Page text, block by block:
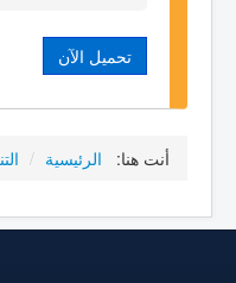
تحميل الآن
أنت هنا: الرئيسية /